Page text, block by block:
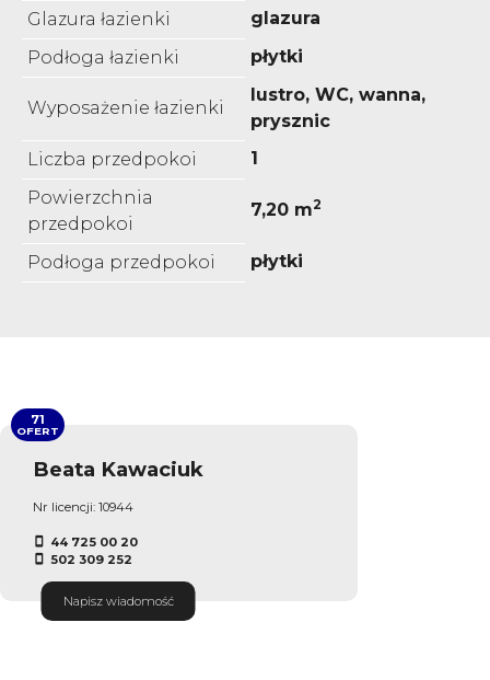
Glazura łazienki
glazura
Podłoga łazienki
płytki
Wyposażenie łazienki
lustro, WC, wanna,
prysznic
Liczba przedpokoi
1
Powierzchnia
przedpokoi
7,20 m2
Podłoga przedpokoi płytki
Beata Kawaciuk
Nr licencji: 10944
44 725 00 20
502 309 252
Napisz wiadomość
71
OFERT